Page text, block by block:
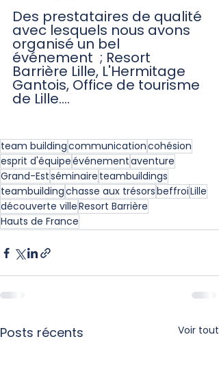
Des prestataires de qualité
avec lesquels nous avons
organisé un bel
événement  ; Resort
Barrière Lille, L'Hermitage
Gantois, Office de tourisme
de Lille....
team buildingcommunicationcohésion
esprit d'équipeévénementaventure
Grand-Estséminaire teambuildings
teambuildingchasse aux trésorsbeffroiLille
découverte villeResort Barrière
Hauts de France
Posts récents Voir tout